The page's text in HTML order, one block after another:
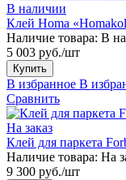
В наличии
Клей Homa
Наличие товара: В
5 003 руб./шт
Купить
В избранное В
Сравнить
На заказ
Клей для паркета
Наличие товара: На
9 300 руб./шт